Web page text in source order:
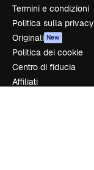
Termini e condizioni
Politica sulla privacy
Originali New
Politica dei cookie
Centro di fiducia
Affiliati